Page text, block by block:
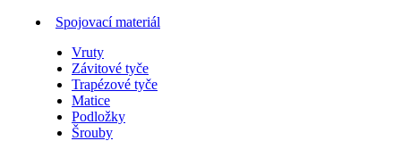
Spojovací materiál
Vruty
Závitové tyče
Trapézové tyče
Matice
Podložky
Šrouby